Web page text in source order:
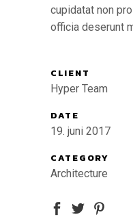
cupidatat non
officia deserunt
CLIENT
Hyper Team
DATE
19. juni 2017
CATEGORY
Architecture